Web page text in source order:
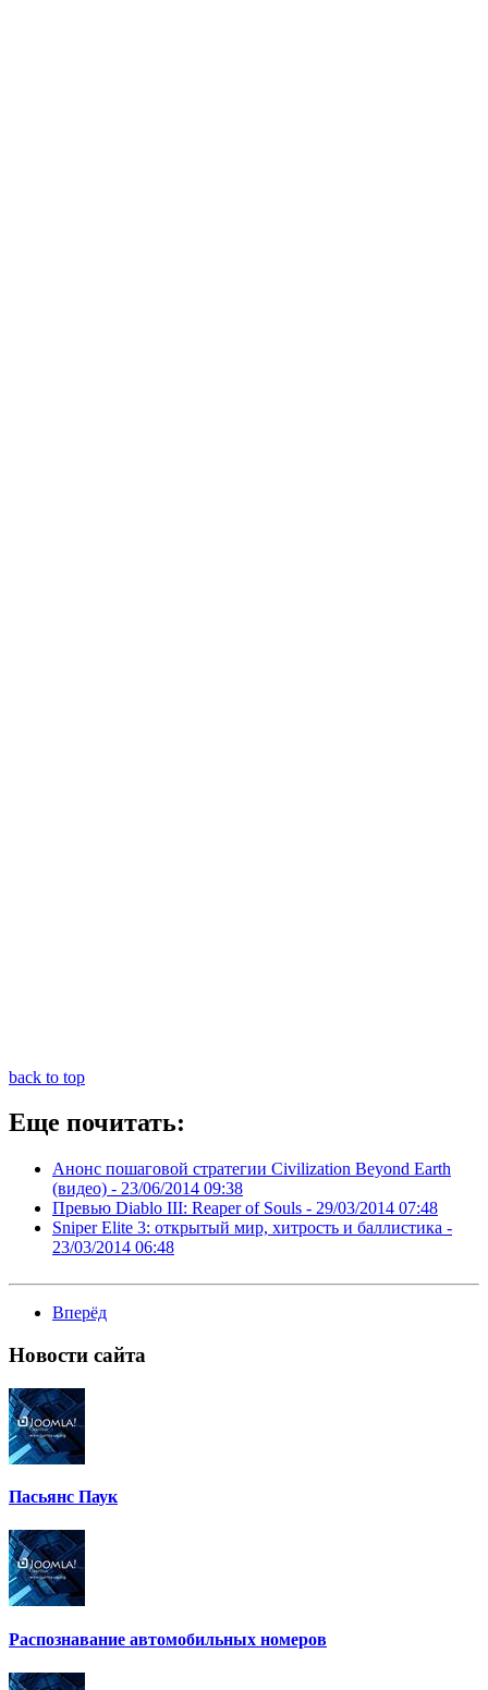
back to top
Еще почитать:
Анонс пошаговой стратегии Civilization Beyond Earth
(видео) - 23/06/2014 09:38
Превью Diablo III: Reaper of Souls - 29/03/2014 07:48
Sniper Elite 3: открытый мир, хитрость и баллистика -
23/03/2014 06:48
Вперёд
Новости сайта
Пасьянс Паук
Распознавание автомобильных номеров